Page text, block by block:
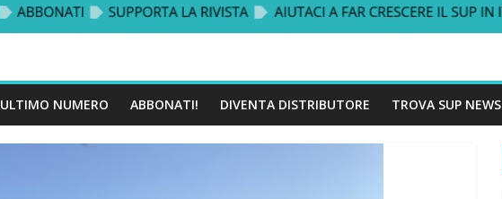
ULTIMO NUMERO ABBONATI! DIVENTA DISTRIBUTORE TROVA SUP NEWS